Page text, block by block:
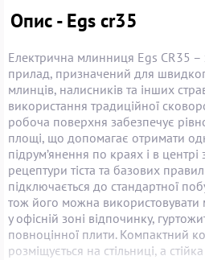
Опис - Egs cr35
Електрична млинниця Egs CR35 –
прилад, призначений для
млинців, налисників та інших
використання традиційної
робоча поверхня забезпечує
площі, що допомагає отримати
підрум’янення по краях і в
рецептури тіста та базових
підключається до стандартної
тож його можна використовувати
у офісній зоні відпочинку,
повноцінної плити. Компактний
розміщується на стільниці, а